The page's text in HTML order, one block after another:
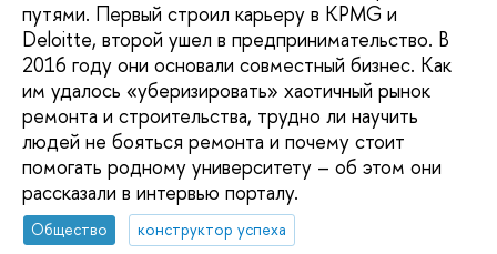
путями. Первый строил карьеру в KPMG и
Deloitte, второй ушел в предпринимательство. В
2016 году они основали совместный бизнес. Как
им удалось «уберизировать» хаотичный рынок
ремонта и строительства, трудно ли научить
людей не бояться ремонта и почему стоит
помогать родному университету – об этом они
рассказали в интервью порталу.
Общество
конструктор успеха